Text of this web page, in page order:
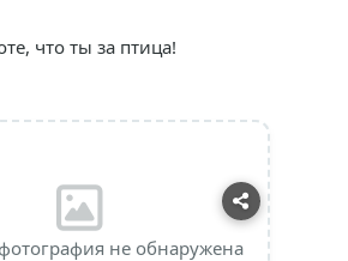
что ты за птица!
не обнаружена